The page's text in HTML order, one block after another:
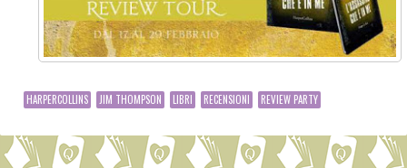
HARPERCOLLINS JIM THOMPSON LIBRI RECENSIONI REVIEW PARTY